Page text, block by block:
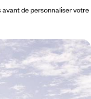
avant de personnaliser votre
Falls et
de trois pays : Namibie,